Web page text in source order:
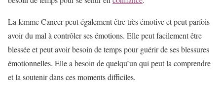
La femme Cancer peut également être très émotive et peut parfois
avoir du mal à contrôler ses émotions. Elle peut facilement être
blessée et peut avoir besoin de temps pour guérir de ses blessures
émotionnelles. Elle a besoin de quelqu’un qui peut la comprendre
et la soutenir dans ces moments difficiles.